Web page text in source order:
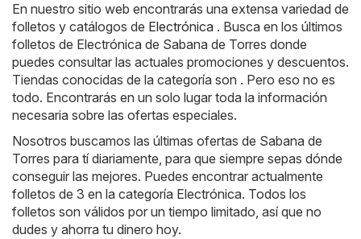
En nuestro sitio web encontrarás una extensa variedad de
folletos y catálogos de Electrónica . Busca en los últimos
folletos de Electrónica de Sabana de Torres donde
puedes consultar las actuales promociones y descuentos.
Tiendas conocidas de la categoría son . Pero eso no es
todo. Encontrarás en un solo lugar toda la información
necesaria sobre las ofertas especiales.
Nosotros buscamos las últimas ofertas de Sabana de
Torres para tí diariamente, para que siempre sepas dónde
conseguir las mejores. Puedes encontrar actualmente
folletos de 3 en la categoría Electrónica. Todos los
folletos son válidos por un tiempo limitado, así que no
dudes y ahorra tu dinero hoy.